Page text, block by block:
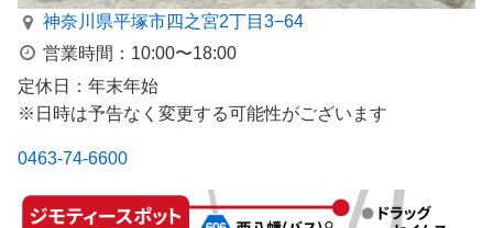
神奈川県平塚市四之宮2丁目3−64
営業時間：10:00〜18:00
定休日：年末年始
※日時は予告なく変更する可能性がございます
0463-74-6600